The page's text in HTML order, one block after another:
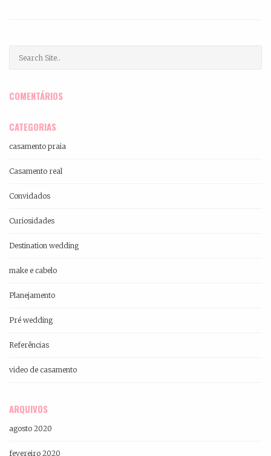
COMENTÁRIOS
CATEGORIAS
casamento praia
Casamento real
Convidados
Curiosidades
Destination wedding
make e cabelo
Planejamento
Pré wedding
Referências
video de casamento
ARQUIVOS
agosto 2020
fevereiro 2020